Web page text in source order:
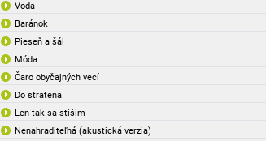
Voda
Baránok
Pieseň a šál
Móda
Čaro obyčajných vecí
Do stratena
Len tak sa stíšim
Nenahraditeľná (akustická verzia)